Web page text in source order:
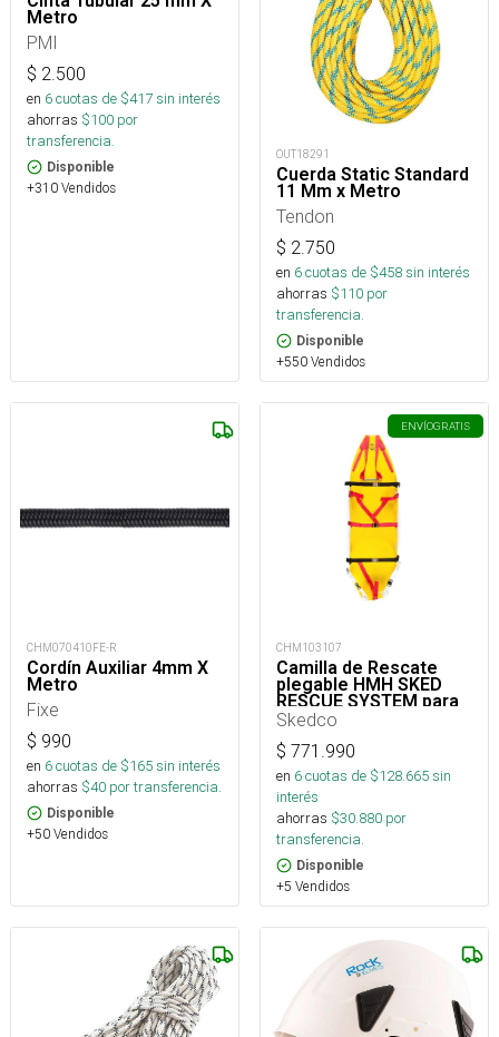
Metro
PMI
$ 2.500
en 6cuotas de $417sin interés
ahorras $100 por
transferencia.
Disponible
+310 Vendidos
OUT18291
Cuerda Static Standard
11 Mm x Metro
Tendon
$ 2.750
en 6cuotas de $458sin interés
ahorras $110 por
transferencia.
Disponible
+550 Vendidos
CHM070410FE-R
Cordín Auxiliar 4mm X
Metro
Fixe
$ 990
en 6cuotas de $165sin interés
ahorras $40 por transferencia.
Disponible
+50 Vendidos
ENVÍOGRATIS
CHM103107
Camilla de Rescate
plegable HMH SKED
RESCUE SYSTEM para
hazmat y hopitales con
Skedco
$ 771.990
en 6cuotas de $128.665sin
interés
ahorras $30.880 por
transferencia.
Disponible
+5 Vendidos